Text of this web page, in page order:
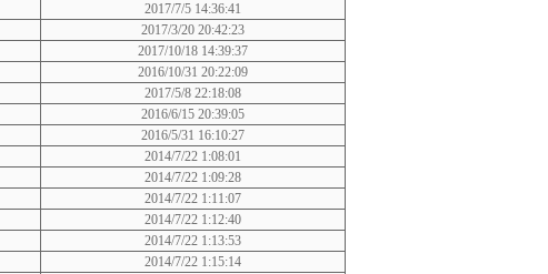
2017/7/5 14:36:41
2017/3/20 20:42:23
2017/10/18 14:39:37
2016/10/31 20:22:09
2017/5/8 22:18:08
2016/6/15 20:39:05
2016/5/31 16:10:27
2014/7/22 1:08:01
2014/7/22 1:09:28
2014/7/22 1:11:07
2014/7/22 1:12:40
2014/7/22 1:13:53
2014/7/22 1:15:14